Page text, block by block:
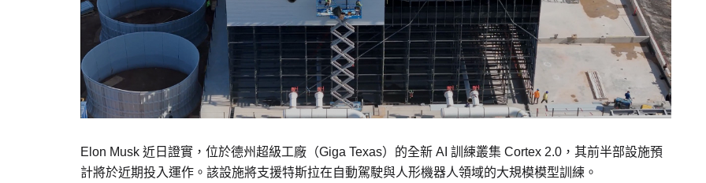
Elon Musk 近日證實，位於德州超級工廠（Giga Texas）的全新 AI 訓練叢集 Cortex 2.0，其前半部設施預
計將於近期投入運作。該設施將支援特斯拉在自動駕駛與人形機器人領域的大規模模型訓練。